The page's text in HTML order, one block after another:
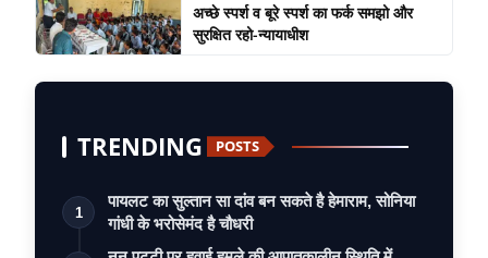
अच्छे स्पर्श व बूरे स्पर्श का फर्क समझो और
सुरक्षित रहो-न्यायाधीश
TRENDING POSTS
1
पायलट का सुल्तान सा दांव बन सकते है हेमाराम, सोनिया
गांधी के भरोसेमंद है चौधरी